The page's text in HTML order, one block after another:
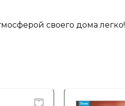
своего дома легко!